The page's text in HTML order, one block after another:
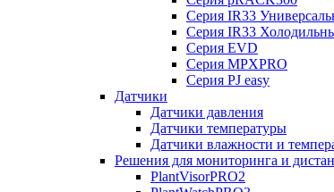
Серия IR33
Серия IR33
Серия EVD
Серия MPXPRO
Серия PJ easy
Датчики
Датчики давления
Датчики температуры
Датчики влажности и
Решения для мониторинга и
PlantVisorPRO2